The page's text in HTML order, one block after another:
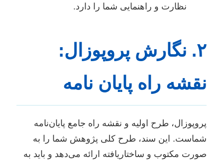
نظارت و راهنمایی شما را دارد.
۲. نگارش پروپوزال:
نقشه راه پایان نامه
پروپوزال، طرح اولیه و نقشه راه جامع پایان‌نامه
شماست. این سند، طرح کلی پژوهش شما را به
صورت مکتوب و ساختاریافته ارائه می‌دهد و باید به